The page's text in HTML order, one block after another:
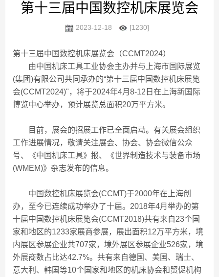
第十三届中国数控机床展览会
2023-12-18 [1230]
第十三届中国数控机床展览会（CCMT2024）
由中国机床工具工业协会主办并与上海市国际展览
(集团)有限公司共同承办的“第十三届中国数控机床展览
会(CCMT2024)"，将于2024年4月8-12日在上海新国际
博览中心举办，预计展览总面积20万平方米。
目前，展会的招展工作已全面启动。有关展会组织
工作进展情况，敬请关注展会、协会、协会微信公众
号、《中国机床工具》报、《世界制造技术与装备市场
(WMEM)》杂志发布的信息。
中国数控机床展览会(CCMT)于2000年在上海创
办，至今已连续成功举办了十届。2018年4月举办的第
十届中国数控机床展览会(CCMT2018)共有来自23个国
家和地区的1233家展商参展，展出面积12万平方米，境
内展区参展企业共707家，境外展区参展企业526家，境
外展商数占比达42.7%。共有来自德国、美国、瑞士、
意大利、韩国等10个国家和地区的机床协会和贸促机构